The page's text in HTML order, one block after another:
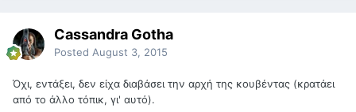
Cassandra Gotha
Posted August 3, 2015
Όχι, εντάξει, δεν είχα διαβάσει την αρχή της κουβέντας (κρατάει
από το άλλο τόπικ, γι' αυτό).